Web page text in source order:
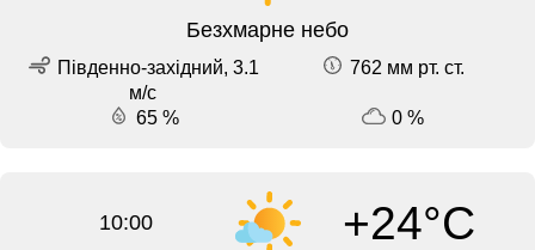
Безхмарне небо
Південно-західний, 3.1
м/с
762 мм рт. ст.
65 % 0 %
10:00 +24°C